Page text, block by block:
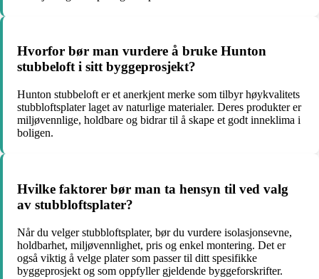
Hvorfor bør man vurdere å bruke Hunton
stubbeloft i sitt byggeprosjekt?
Hunton stubbeloft er et anerkjent merke som tilbyr høykvalitets
stubbloftsplater laget av naturlige materialer. Deres produkter er
miljøvennlige, holdbare og bidrar til å skape et godt inneklima i
boligen.
Hvilke faktorer bør man ta hensyn til ved valg
av stubbloftsplater?
Når du velger stubbloftsplater, bør du vurdere isolasjonsevne,
holdbarhet, miljøvennlighet, pris og enkel montering. Det er
også viktig å velge plater som passer til ditt spesifikke
byggeprosjekt og som oppfyller gjeldende byggeforskrifter.